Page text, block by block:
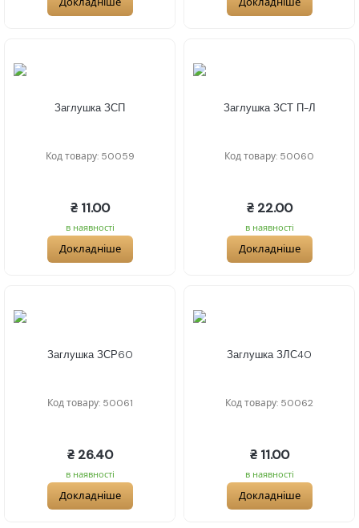
Заглушка ЗСП
Код товару: 50059
₴ 11.00
в наявності
Докладніше
Заглушка ЗСТ П-Л
Код товару: 50060
₴ 22.00
в наявності
Докладніше
Заглушка ЗСР60
Код товару: 50061
₴ 26.40
в наявності
Докладніше
Заглушка ЗЛС40
Код товару: 50062
₴ 11.00
в наявності
Докладніше